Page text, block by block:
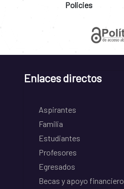
Policies
Enlaces directos
Aspirantes
Familia
Estudiantes
Profesores
Egresados
Becas y apoyo financiero